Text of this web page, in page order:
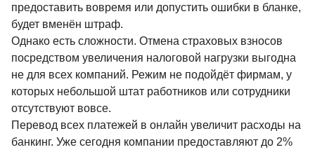
предоставить вовремя или допустить ошибки в бланке,
будет вменён штраф.
Однако есть сложности. Отмена страховых взносов
посредством увеличения налоговой нагрузки выгодна
не для всех компаний. Режим не подойдёт фирмам, у
которых небольшой штат работников или сотрудники
отсутствуют вовсе.
Перевод всех платежей в онлайн увеличит расходы на
банкинг. Уже сегодня компании предоставляют до 2%